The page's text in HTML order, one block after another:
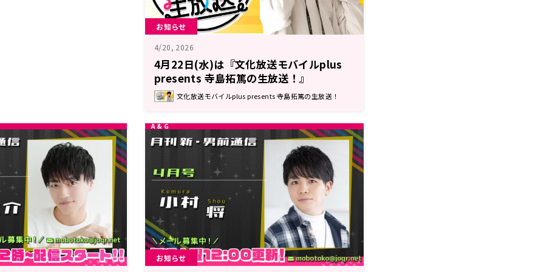
お知らせ
4/20, 2026
4月22日(水)は『文化放送モバイルplus
presents 寺島拓篤の生放送！』
文化放送モバイルplus presents 寺島拓篤の生放送！
お知らせ